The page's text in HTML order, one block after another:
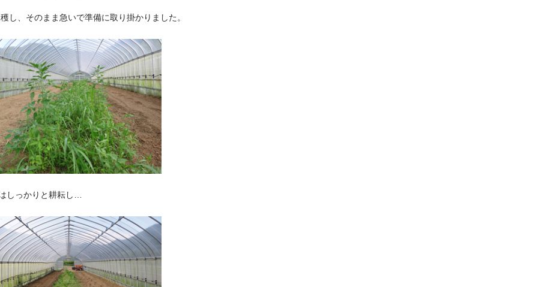
し、そのまま急いで準備に取り掛かりました。
しっかりと耕耘し…